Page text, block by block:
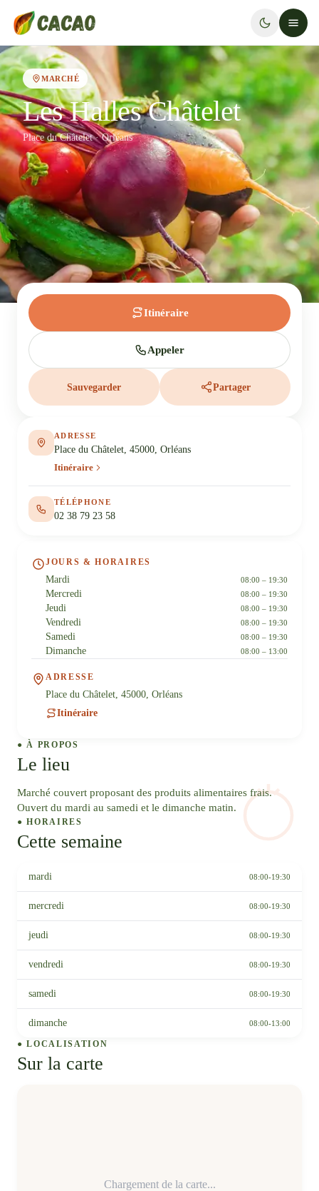
MARCHÉ
Les Halles Châtelet
Place du Châtelet · Orléans
JOURS & HORAIRES
Mardi 08:00 – 19:30
Mercredi 08:00 – 19:30
Jeudi 08:00 – 19:30
Vendredi 08:00 – 19:30
Samedi 08:00 – 19:30
Dimanche 08:00 – 13:00
ADRESSE
Place du Châtelet, 45000, Orléans
Itinéraire
● À PROPOS
Le lieu
Marché couvert proposant des produits alimentaires frais.
Ouvert du mardi au samedi et le dimanche matin.
● HORAIRES
Cette semaine
mardi 08:00-19:30
mercredi 08:00-19:30
jeudi 08:00-19:30
vendredi 08:00-19:30
samedi 08:00-19:30
dimanche 08:00-13:00
● LOCALISATION
Sur la carte
Chargement de la carte...
Itinéraire
Appeler
Sauvegarder Partager
ADRESSE
Place du Châtelet, 45000, Orléans
Itinéraire
TÉLÉPHONE
02 38 79 23 58